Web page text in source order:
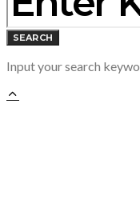
SEARCH
Input your search